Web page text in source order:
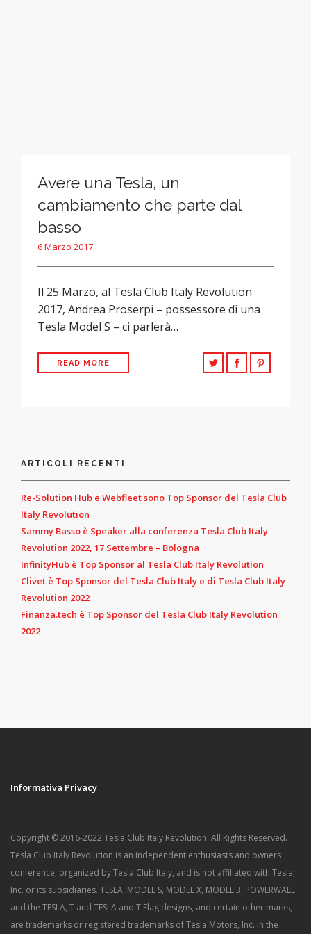
Avere una Tesla, un
cambiamento che parte dal
basso
6 Marzo 2017
Il 25 Marzo, al Tesla Club Italy Revolution
2017, Andrea Proserpi – possessore di una
Tesla Model S – ci parlerà…
READ MORE
ARTICOLI RECENTI
Re-Solution Hub e Webfleet sono Top Sponsor del Tesla Club
Italy Revolution
Sammy Basso è Speaker alla conferenza Tesla Club Italy
Revolution 2022, 17 Settembre – Bologna
InfinityHub è Top Sponsor al Tesla Club Italy Revolution
Clivet è Top Sponsor del Tesla Club Italy e di Tesla Club Italy
Revolution 2022
Finanza.tech è Top Sponsor del Tesla Club Italy Revolution
2022
Informativa Privacy
Copyright © 2016-2022 Tesla Club Italy Revolution. All Rights Reserved.
Tesla Club Italy Revolution is an independent enthusiasts and owners
conference, organized by Tesla Club Italy, and is not affiliated with Tesla,
Inc. or its subsidiaries. TESLA, MODEL S, MODEL X, MODEL 3, POWERWALL
and the TESLA, T and TESLA and T Flag designs, and certain other marks,
are trademarks or registered trademarks of Tesla Motors, Inc. in the